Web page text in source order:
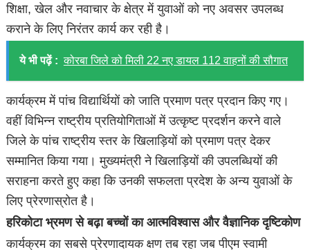
शिक्षा, खेल और नवाचार के क्षेत्र में युवाओं को नए अवसर उपलब्ध
कराने के लिए निरंतर कार्य कर रही है।
ये भी पढ़ें : कोरबा जिले को मिली 22 नए डायल 112 वाहनों की सौगात
कार्यक्रम में पांच विद्यार्थियों को जाति प्रमाण पत्र प्रदान किए गए।
वहीं विभिन्न राष्ट्रीय प्रतियोगिताओं में उत्कृष्ट प्रदर्शन करने वाले
जिले के पांच राष्ट्रीय स्तर के खिलाड़ियों को प्रमाण पत्र देकर
सम्मानित किया गया। मुख्यमंत्री ने खिलाड़ियों की उपलब्धियों की
सराहना करते हुए कहा कि उनकी सफलता प्रदेश के अन्य युवाओं के
लिए प्रेरणास्रोत है।
हरिकोटा भ्रमण से बढ़ा बच्चों का आत्मविश्वास और वैज्ञानिक दृष्टिकोण
कार्यक्रम का सबसे प्रेरणादायक क्षण तब रहा जब पीएम स्वामी